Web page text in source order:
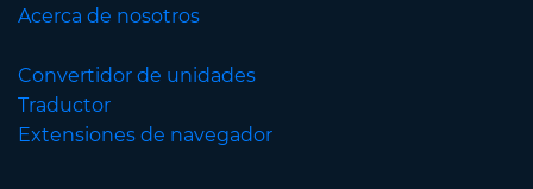
Acerca de nosotros
Convertidor de unidades
Traductor
Extensiones de navegador